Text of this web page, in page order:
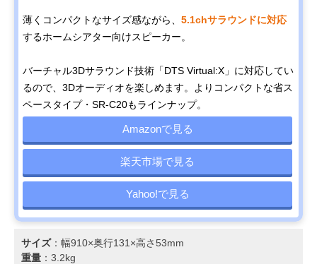
薄くコンパクトなサイズ感ながら、 5.1chサラウンドに対応
するホームシアター向けスピーカー。
バーチャル3Dサラウンド技術「DTS Virtual:X」に対応してい
るので、3Dオーディオを楽しめます。よりコンパクトな省ス
ペースタイプ・SR-C20もラインナップ。
Amazonで見る
楽天市場で見る
Yahoo!で見る
サイズ：幅910×奥行131×高さ53mm
重量 ：3.2kg